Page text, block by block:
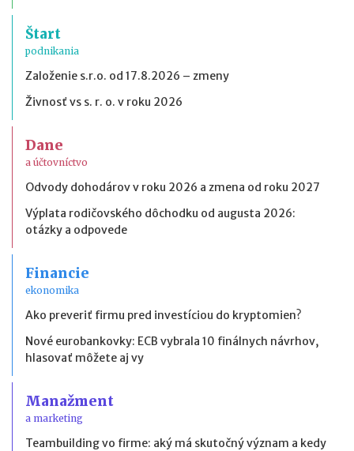
Štart
podnikania
Založenie s.r.o. od 17.8.2026 – zmeny
Živnosť vs s. r. o. v roku 2026
Dane
a účtovníctvo
Odvody dohodárov v roku 2026 a zmena od roku 2027
Výplata rodičovského dôchodku od augusta 2026:
otázky a odpovede
Financie
ekonomika
Ako preveriť firmu pred investíciou do kryptomien?
Nové eurobankovky: ECB vybrala 10 finálnych návrhov,
hlasovať môžete aj vy
Manažment
a marketing
Teambuilding vo firme: aký má skutočný význam a kedy